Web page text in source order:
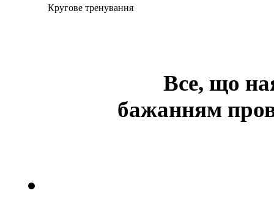
Кругове тренування
Все, що
бажанням